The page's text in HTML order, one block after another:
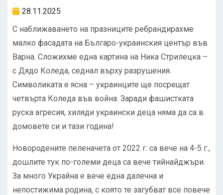
28.11.2025
С наближаването на празниците ребрандирахме
малко фасадата на Българо-украинския център във
Варна. Сложихме една картина на Ника Стрилецка –
с Дядо Коледа, седнал върху разрушения.
Символиката е ясна – украинците ще посрещат
четвърта Коледа във война. Заради фашистката
руска агресия, хиляди украински деца няма да са в
домовете си и тази година!
Новородените пеленачета от 2022 г. са вече на 4-5 г.,
дошлите тук по-големи деца са вече тийнайджъри.
За много Украйна е вече една далечна и
непостижима родина, с която те загубват все повече